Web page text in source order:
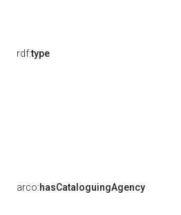
rdf:type
arco:hasCataloguingAgency